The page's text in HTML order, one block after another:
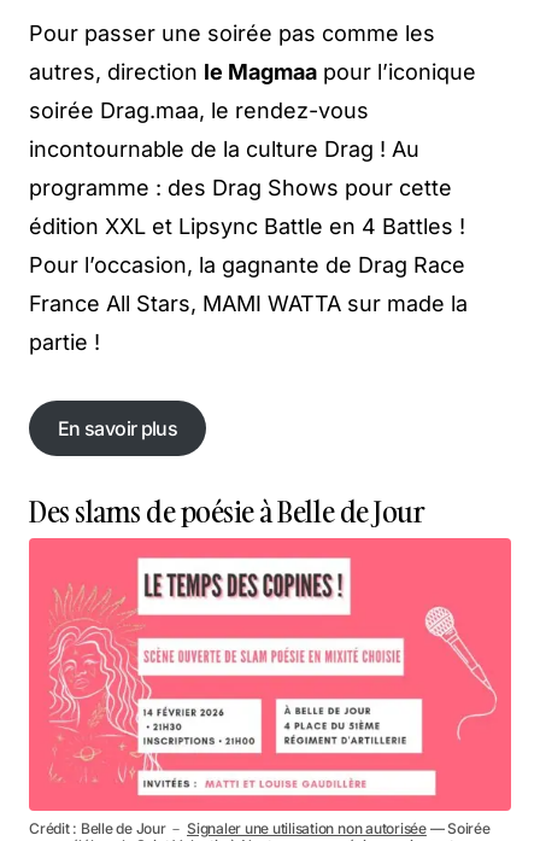
Pour passer une soirée pas comme les
autres, direction le Magmaa pour l’iconique
soirée Drag.maa, le rendez-vous
incontournable de la culture Drag ! Au
programme : des Drag Shows pour cette
édition XXL et Lipsync Battle en 4 Battles !
Pour l’occasion, la gagnante de Drag Race
France All Stars, MAMI WATTA sur made la
partie !
En savoir plus
En savoir plus
Des slams de poésie à Belle de Jour
Crédit : Belle de Jour －Signaler une utilisation non autorisée— Soirée